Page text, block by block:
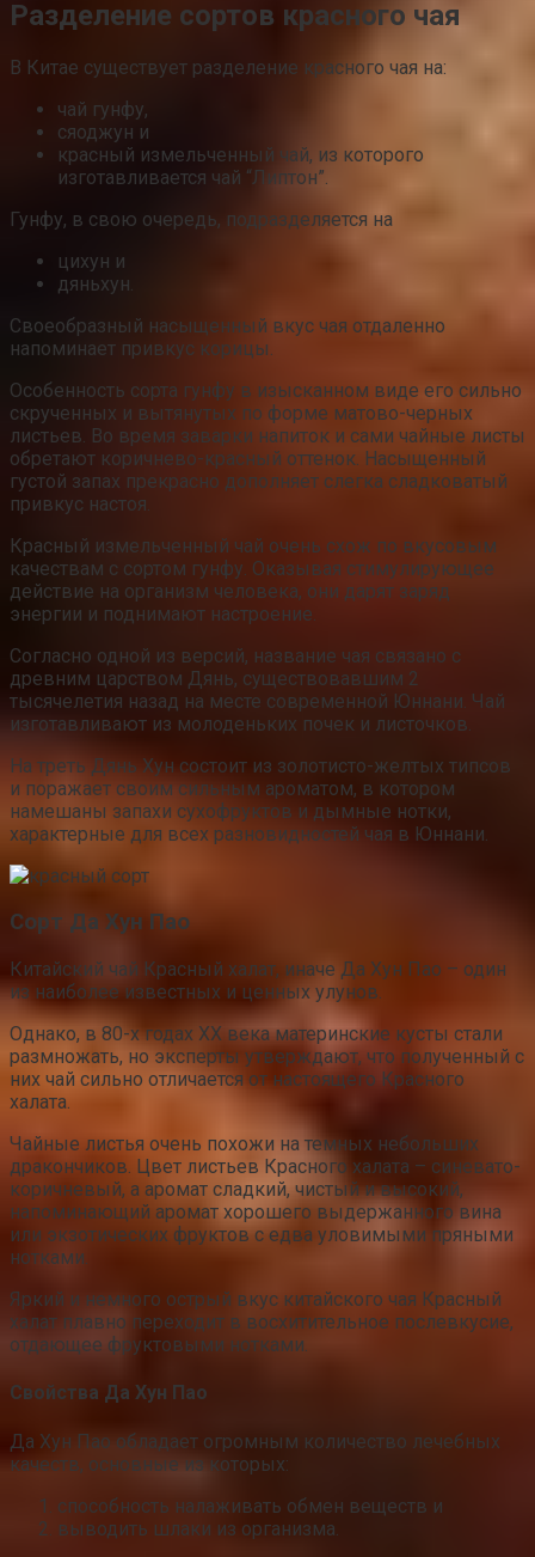
Разделение сортов красного чая
В Китае существует разделение красного чая на:
чай гунфу,
сяоджун и
красный измельченный чай, из которого
изготавливается чай “Липтон”.
Гунфу, в свою очередь, подразделяется на
цихун и
дяньхун.
Своеобразный насыщенный вкус чая отдаленно
напоминает привкус корицы.
Особенность сорта гунфу в изысканном виде его сильно
скрученных и вытянутых по форме матово-черных
листьев. Во время заварки напиток и сами чайные листы
обретают коричнево-красный оттенок. Насыщенный
густой запах прекрасно дополняет слегка сладковатый
привкус настоя.
Красный измельченный чай очень схож по вкусовым
качествам с сортом гунфу. Оказывая стимулирующее
действие на организм человека, они дарят заряд
энергии и поднимают настроение.
Согласно одной из версий, название чая связано с
древним царством Дянь, существовавшим 2
тысячелетия назад на месте современной Юннани. Чай
изготавливают из молоденьких почек и листочков.
На треть Дянь Хун состоит из золотисто-желтых типсов
и поражает своим сильным ароматом, в котором
намешаны запахи сухофруктов и дымные нотки,
характерные для всех разновидностей чая в Юннани.
Сорт Да Хун Пао
Китайский чай Красный халат, иначе Да Хун Пао – один
из наиболее известных и ценных улунов.
Однако, в 80-х годах XX века материнские кусты стали
размножать, но эксперты утверждают, что полученный с
них чай сильно отличается от настоящего Красного
халата.
Чайные листья очень похожи на темных небольших
дракончиков. Цвет листьев Красного халата – синевато-
коричневый, а аромат сладкий, чистый и высокий,
напоминающий аромат хорошего выдержанного вина
или экзотических фруктов с едва уловимыми пряными
нотками.
Яркий и немного острый вкус китайского чая Красный
халат плавно переходит в восхитительное послевкусие,
отдающее фруктовыми нотками.
Свойства Да Хун Пао
Да Хун Пао обладает огромным количество лечебных
качеств, основные из которых:
способность налаживать обмен веществ и
выводить шлаки из организма.